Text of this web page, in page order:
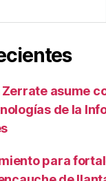
asume
de la
para